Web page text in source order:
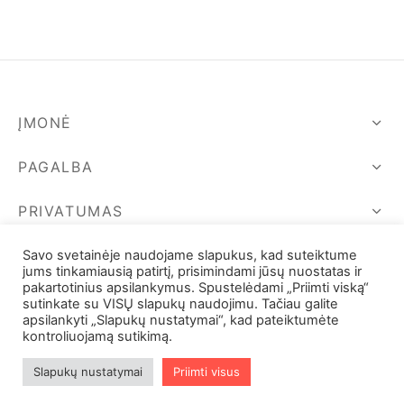
Filters
ĮMONĖ
PAGALBA
PRIVATUMAS
SEKIME MUS
Savo svetainėje naudojame slapukus, kad suteiktume
jums tinkamiausią patirtį, prisimindami jūsų nuostatas ir
pakartotinius apsilankymus. Spustelėdami „Priimti viską“
sutinkate su VISŲ slapukų naudojimu. Tačiau galite
apsilankyti „Slapukų nustatymai“, kad pateiktumėte
kontroliuojamą sutikimą.
Slapukų nustatymai Priimti visus